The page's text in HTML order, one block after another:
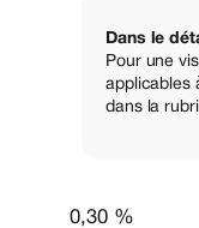
Dans le
Pour une
applicables
dans la
0,30 %